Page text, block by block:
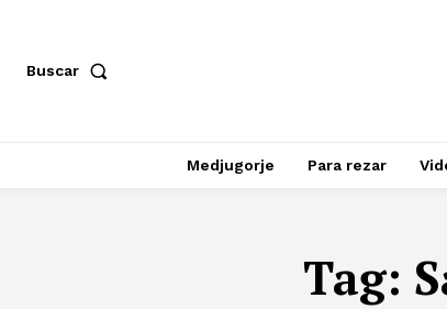
Buscar
Medjugorje Para rezar
Tag: